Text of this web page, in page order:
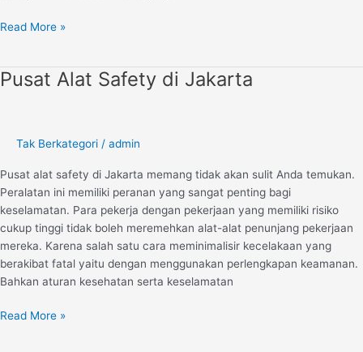
Read More »
Pusat Alat Safety di Jakarta
Tak Berkategori / admin
Pusat alat safety di Jakarta memang tidak akan sulit Anda temukan.
Peralatan ini memiliki peranan yang sangat penting bagi
keselamatan. Para pekerja dengan pekerjaan yang memiliki risiko
cukup tinggi tidak boleh meremehkan alat-alat penunjang pekerjaan
mereka. Karena salah satu cara meminimalisir kecelakaan yang
berakibat fatal yaitu dengan menggunakan perlengkapan keamanan.
Bahkan aturan kesehatan serta keselamatan
Pusat
Jakarta
Read More »